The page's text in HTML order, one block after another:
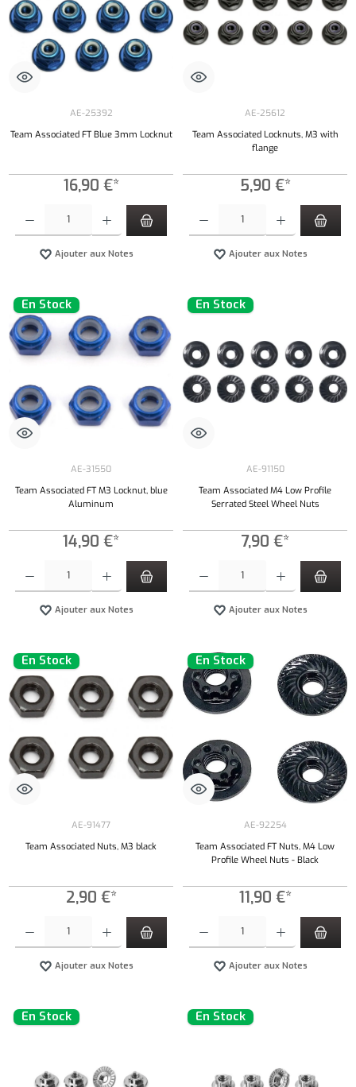
AE-25392
Team Associated FT Blue 3mm Locknut
16,90 €*
Ajouter aux Notes
AE-25612
Team Associated Locknuts, M3 with
flange
5,90 €*
Ajouter aux Notes
En Stock
AE-31550
Team Associated FT M3 Locknut, blue
Aluminum
14,90 €*
Ajouter aux Notes
En Stock
AE-91150
Team Associated M4 Low Profile
Serrated Steel Wheel Nuts
7,90 €*
Ajouter aux Notes
En Stock
AE-91477
Team Associated Nuts, M3 black
2,90 €*
Ajouter aux Notes
En Stock
AE-92254
Team Associated FT Nuts, M4 Low
Profile Wheel Nuts - Black
11,90 €*
Ajouter aux Notes
En Stock En Stock